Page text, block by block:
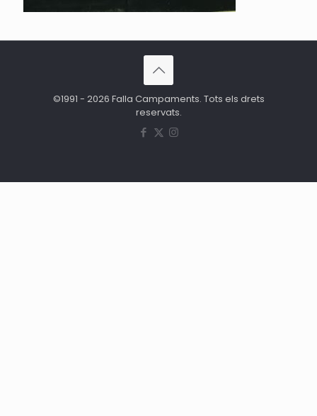
©1991 - 2026 Falla Campaments. Tots els drets
reservats.